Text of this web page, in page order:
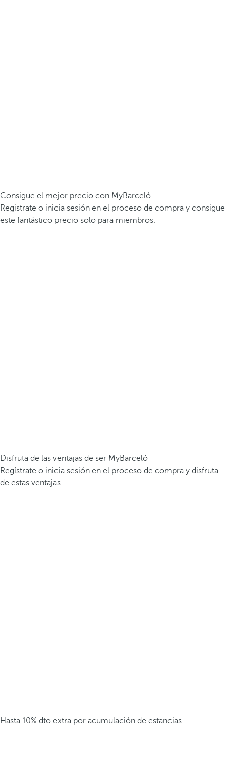
Consigue el mejor precio con MyBarceló
Registrate o inicia sesión en el proceso de compra y consigue
este fantástico precio solo para miembros.
Disfruta de las ventajas de ser MyBarceló
Regístrate o inicia sesión en el proceso de compra y disfruta
de estas ventajas.
Hasta 10% dto extra por acumulación de estancias